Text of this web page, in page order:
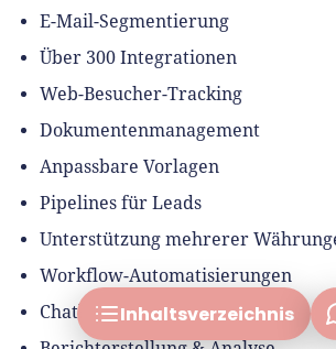
E-Mail-Segmentierung
Über 300 Integrationen
Web-Besucher-Tracking
Dokumentenmanagement
Anpassbare Vorlagen
Pipelines für Leads
Unterstützung mehrerer
Workflow-Automatisierungen
Chatbots
So sind wir beim Vergleich vorgegangen
Die Anbieter im Überblick
Die Anbieter im Detail
Darauf sollten Sie beim Kauf eines
achten
Tipps zur Implementierung eines CRM-
Unser Fazit
Inhalts­verzeichnis
frage[at]fuer-